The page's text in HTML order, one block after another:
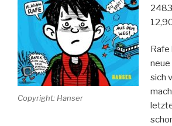
Copyright: Hanser
Rafe
neue
sich